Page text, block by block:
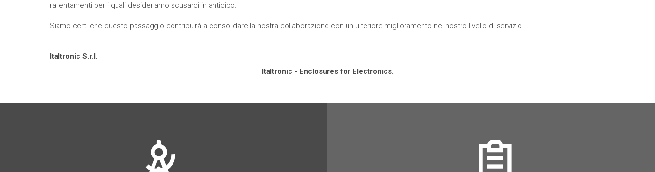
rallentamenti per i quali desideriamo scusarci in anticipo.
Siamo certi che questo passaggio contribuirà a consolidare la nostra collaborazione con un ulteriore miglioramento nel nostro livello di servizio.
Italtronic S.r.l.
Italtronic - Enclosures for Electronics.